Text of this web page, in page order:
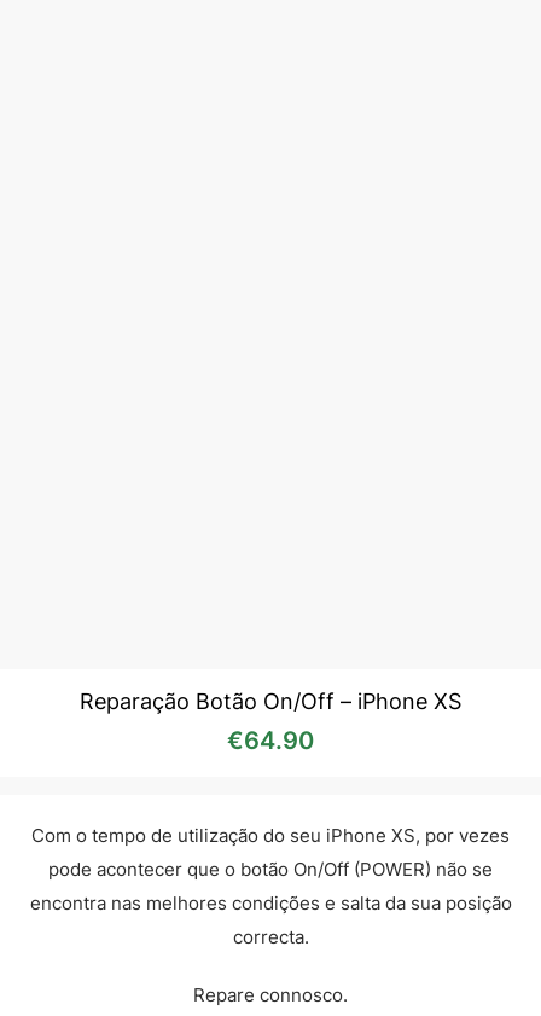
Reparação Botão On/Off – iPhone XS
€64.90
Com o tempo de utilização do seu iPhone XS, por vezes
pode acontecer que o botão On/Off (POWER) não se
encontra nas melhores condições e salta da sua posição
correcta.
Repare connosco.